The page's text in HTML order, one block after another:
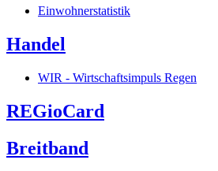
Einwohnerstatistik
Handel
WIR - Wirtschaftsimpuls Regen
REGioCard
Breitband